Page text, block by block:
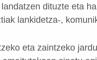
dituzte eta
lankidetza-,
eta zaintzeko